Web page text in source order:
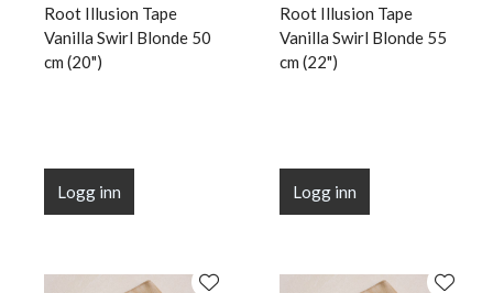
Root Illusion Tape
Vanilla Swirl Blonde 50
cm (20")
Logg inn
Root Illusion Tape
Vanilla Swirl Blonde 55
cm (22")
Logg inn